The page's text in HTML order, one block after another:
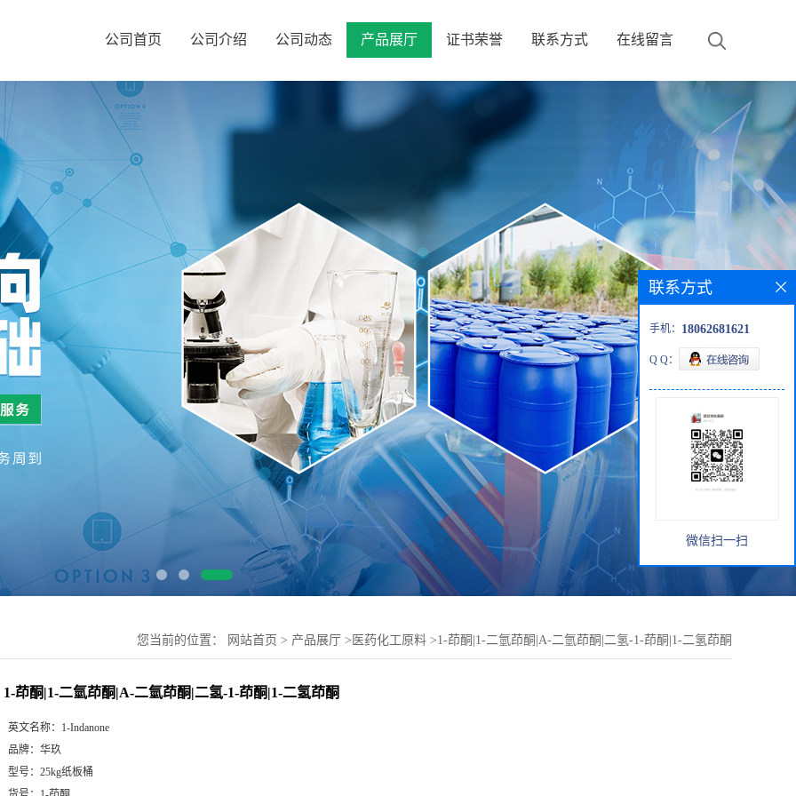
公司首页 公司介绍 公司动态 产品展厅 证书荣誉 联系方式 在线留言
您当前的位置： 网站首页 > 产品展厅 > 医药化工原料 >1-茚酮|1-二氫茚酮|Α-二氫茚酮|二氢-1-茚酮|1-二氢茚酮
1-茚酮|1-二氫茚酮|Α-二氫茚酮|二氢-1-茚酮|1-二氢茚酮
英文名称： 1-Indanone
品牌： 华玖
型号： 25kg纸板桶
联系方式
手机： 18062681621
Q Q：
微信扫一扫